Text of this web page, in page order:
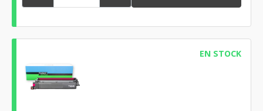
EN STOCK